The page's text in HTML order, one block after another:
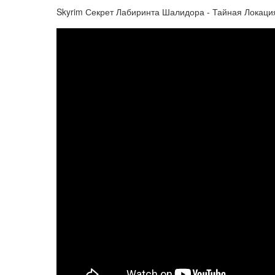
Skyrim Секрет Лабиринта Шалидора - Тайная